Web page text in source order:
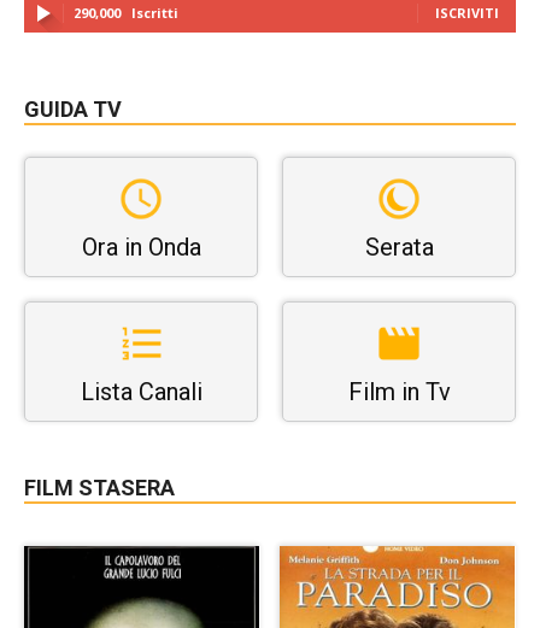
290,000 Iscritti ISCRIVITI
GUIDA TV
Ora in Onda Serata
Lista Canali Film in Tv
FILM STASERA